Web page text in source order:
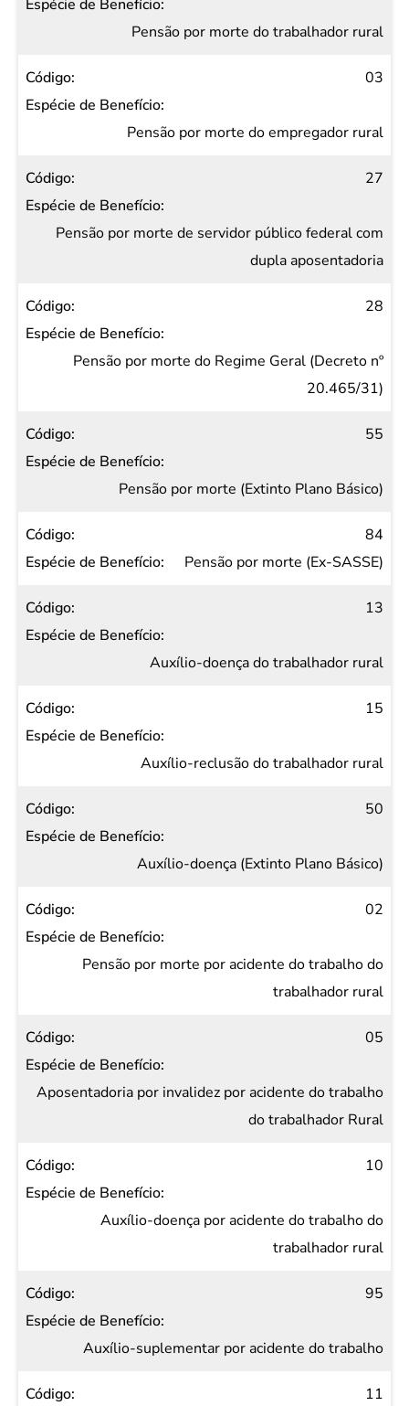
Pensão por morte do trabalhador rural
03
Pensão por morte do empregador rural
27
Pensão por morte de servidor público federal com
dupla aposentadoria
28
Pensão por morte do Regime Geral (Decreto nº
20.465/31)
55
Pensão por morte (Extinto Plano Básico)
84
Pensão por morte (Ex-SASSE)
13
Auxílio-doença do trabalhador rural
15
Auxílio-reclusão do trabalhador rural
50
Auxílio-doença (Extinto Plano Básico)
02
Pensão por morte por acidente do trabalho do
trabalhador rural
05
Aposentadoria por invalidez por acidente do trabalho
do trabalhador Rural
10
Auxílio-doença por acidente do trabalho do
trabalhador rural
95
Auxílio-suplementar por acidente do trabalho
11